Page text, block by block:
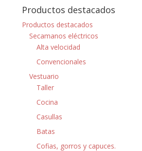
Productos destacados
Productos destacados
Secamanos eléctricos
Alta velocidad
Convencionales
Vestuario
Taller
Cocina
Casullas
Batas
Cofias, gorros y capuces.